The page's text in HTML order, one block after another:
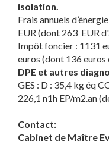
isolation.
Frais annuels
EUR (dont 263 EUR
Impôt foncier : 1131
euros (dont 136 euros
DPE et autres
GES : D : 35,4 kg éq
226,1 n1h EP/m2.an
Contact:
Cabinet de Maître